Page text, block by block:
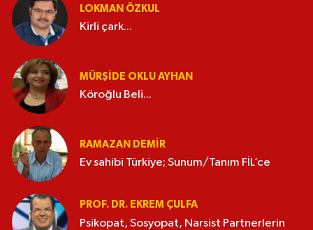
LOKMAN ÖZKUL
Kirli çark...
MÜRŞIDE OKLU AYHAN
Köroğlu Beli...
RAMAZAN DEMİR
Ev sahibi Türkiye; Sunum/Tanım FİL’ce
PROF. DR. EKREM ÇULFA
Psikopat, Sosyopat, Narsist Partnerlerin